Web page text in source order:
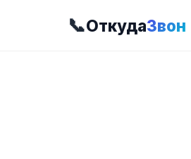
📞ОткудаЗвон